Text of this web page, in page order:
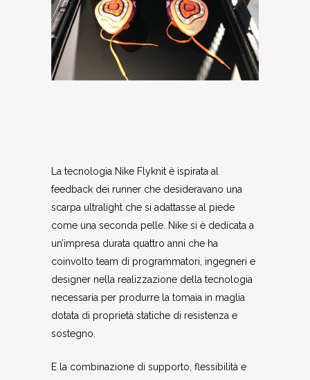
La tecnologia Nike Flyknit è ispirata al
feedback dei runner che desideravano una
scarpa ultralight che si adattasse al piede
come una seconda pelle. Nike si è dedicata a
un’impresa durata quattro anni che ha
coinvolto team di programmatori, ingegneri e
designer nella realizzazione della tecnologia
necessaria per produrre la tomaia in maglia
dotata di proprietà statiche di resistenza e
sostegno.
E la combinazione di supporto, flessibilità e